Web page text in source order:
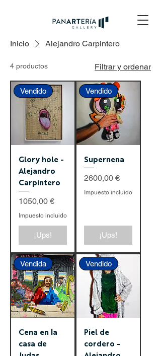
Inicio Alejandro Carpintero
4 productos Filtrar y ordenar
Vendido
Glory hole -
Alejandro
Carpintero
Precio
1050,00 €
Impuesto incluido
¡Ups!
Vendido
Supernena
Precio
2600,00 €
Impuesto incluido
¡Ups!
Vendida
Cena en la
casa de
Vendido
Piel de
cordero -